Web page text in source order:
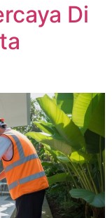
Di